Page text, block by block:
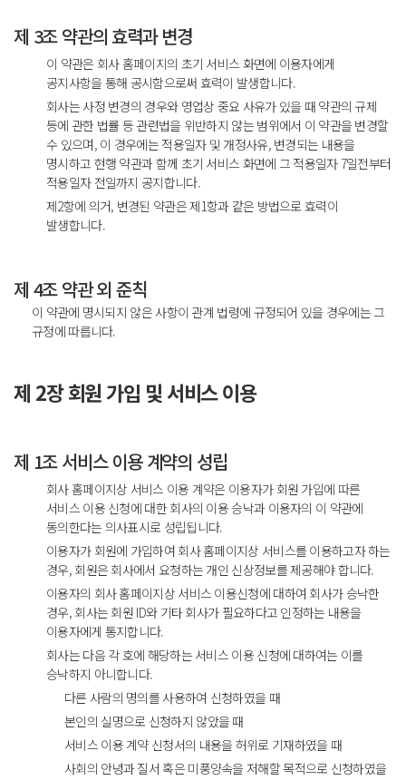
제 3조 약관의 효력과 변경
이 약관은 회사 홈페이지의 초기 서비스 화면에 이용자에게
공지사항을 통해 공시함으로써 효력이 발생합니다.
회사는 사정 변경의 경우와 영업상 중요 사유가 있을 때 약관의 규제
등에 관한 법률 등 관련법을 위반하지 않는 범위에서 이 약관을 변경할
수 있으며, 이 경우에는 적용일자 및 개정사유, 변경되는 내용을
명시하고 현행 약관과 함께 초기 서비스 화면에 그 적용일자 7일전부터
적용일자 전일까지 공지합니다.
제2항에 의거, 변경된 약관은 제1항과 같은 방법으로 효력이
발생합니다.
제 4조 약관 외 준칙
이 약관에 명시되지 않은 사항이 관계 법령에 규정되어 있을 경우에는 그
규정에 따릅니다.
제 2장 회원 가입 및 서비스 이용
제 1조 서비스 이용 계약의 성립
회사 홈페이지상 서비스 이용 계약은 이용자가 회원 가입에 따른
서비스 이용 신청에 대한 회사의 이용 승낙과 이용자의 이 약관에
동의한다는 의사표시로 성립됩니다.
이용자가 회원에 가입하여 회사 홈페이지상 서비스를 이용하고자 하는
경우, 회원은 회사에서 요청하는 개인 신상정보를 제공해야 합니다.
이용자의 회사 홈페이지상 서비스 이용신청에 대하여 회사가 승낙한
경우, 회사는 회원 ID와 기타 회사가 필요하다고 인정하는 내용을
이용자에게 통지합니다.
회사는 다음 각 호에 해당하는 서비스 이용 신청에 대하여는 이를
승낙하지 아니합니다.
다른 사람의 명의를 사용하여 신청하였을 때
본인의 실명으로 신청하지 않았을 때
서비스 이용 계약 신청서의 내용을 허위로 기재하였을 때
사회의 안녕과 질서 혹은 미풍양속을 저해할 목적으로 신청하였을